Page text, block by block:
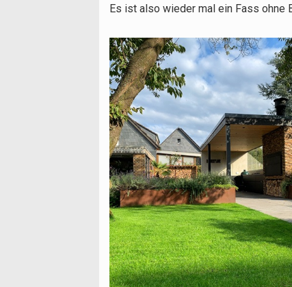
Es ist also wieder mal ein Fass ohne